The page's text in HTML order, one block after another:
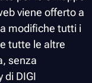
viene offerto a
modifiche tutti i
tutte le altre
senza
di DIGI